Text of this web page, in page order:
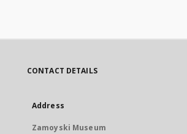
CONTACT DETAILS
Address
Zamoyski Museum